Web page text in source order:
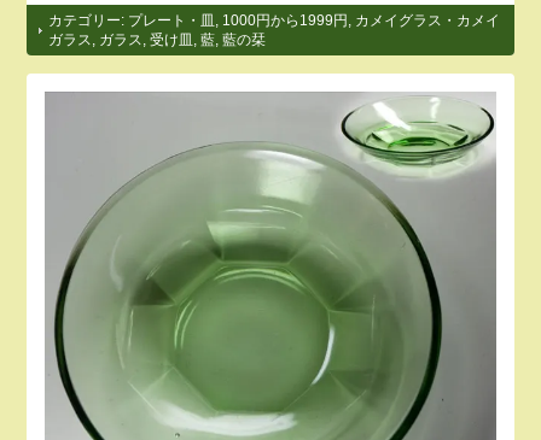
カテゴリー: プレート・皿 1000円から1999円
カメイグラス・カメイ
ガラス
ガラス ,受け皿 ,藍 ,藍の栞